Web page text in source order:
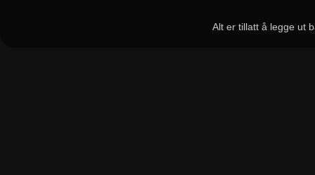
Alt er tillatt å legge ut